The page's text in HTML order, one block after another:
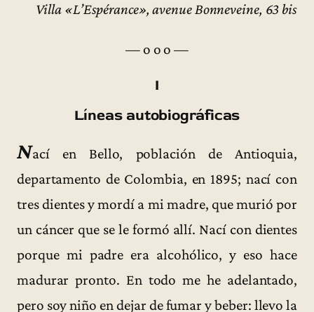
Villa «L’Espérance», avenue Bonneveine, 63 bis
— o o o —
I
Líneas autobiográficas
Nací en Bello, población de Antioquia,
departamento de Colombia, en 1895; nací con
tres dientes y mordí a mi madre, que murió por
un cáncer que se le formó allí. Nací con dientes
porque mi padre era alcohólico, y eso hace
madurar pronto. En todo me he adelantado,
pero soy niño en dejar de fumar y beber: llevo la